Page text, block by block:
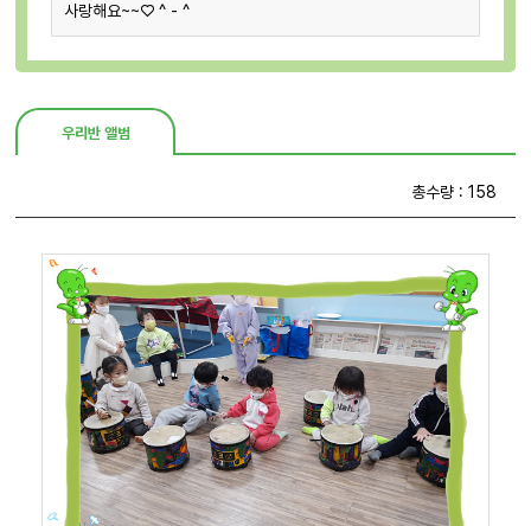
사랑해요~~♡ ^ - ^
우리반 앨범
총수량 : 158